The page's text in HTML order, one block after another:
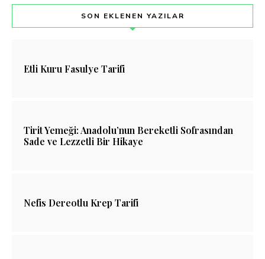
SON EKLENEN YAZILAR
Etli Kuru Fasulye Tarifi
Tirit Yemeği: Anadolu’nun Bereketli Sofrasından
Sade ve Lezzetli Bir Hikaye
Nefis Dereotlu Krep Tarifi